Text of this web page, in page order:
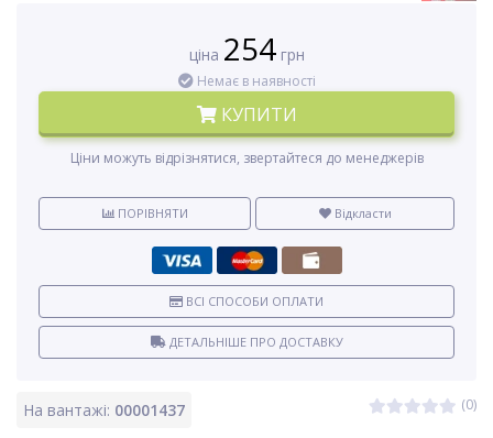
На вантажі: 00001437 (0)
ціна 254грн
Немає в наявності
КУПИТИ
Ціни можуть відрізнятися, звертайтеся до менеджерів
ПОРІВНЯТИ Відкласти
ВСІ СПОСОБИ ОПЛАТИ
ДЕТАЛЬНІШЕ ПРО ДОСТАВКУ